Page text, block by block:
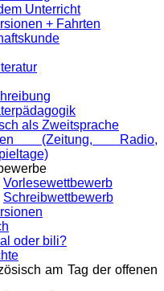
Unterricht
+ Fahrten
als Zweitsprache
(Zeitung, Radio,
Vorlesewettbewerb
Schreibwettbewerb
oder bili?
am Tag der offenen